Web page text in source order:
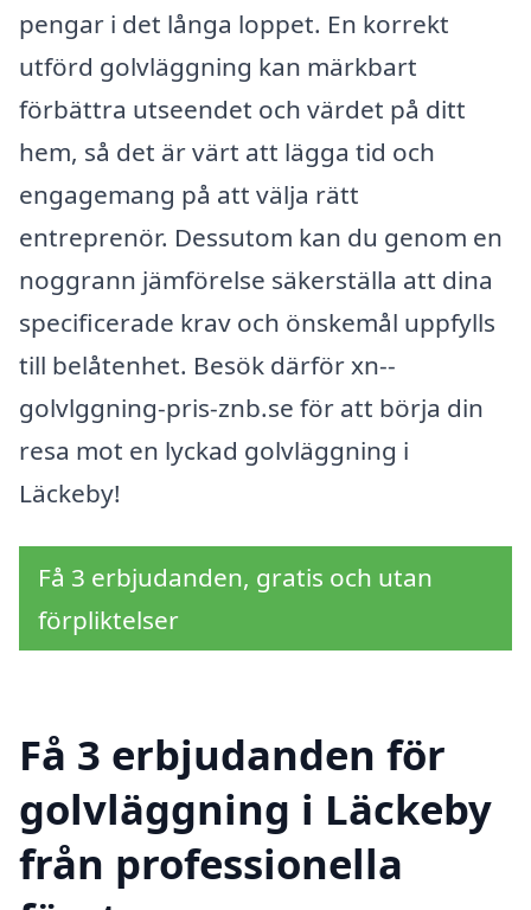
pengar i det långa loppet. En korrekt
utförd golvläggning kan märkbart
förbättra utseendet och värdet på ditt
hem, så det är värt att lägga tid och
engagemang på att välja rätt
entreprenör. Dessutom kan du genom en
noggrann jämförelse säkerställa att dina
specificerade krav och önskemål uppfylls
till belåtenhet. Besök därför xn--
golvlggning-pris-znb.se för att börja din
resa mot en lyckad golvläggning i
Läckeby!
Få 3 erbjudanden, gratis och utan
förpliktelser
Få 3 erbjudanden för
golvläggning i Läckeby
från professionella